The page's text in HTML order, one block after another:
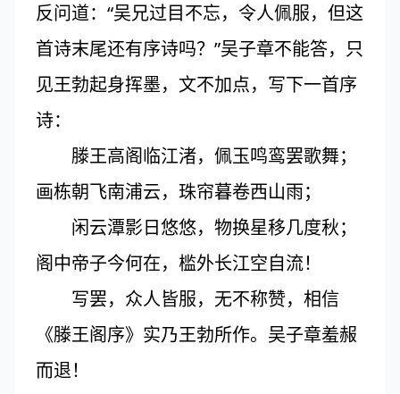
反问道：“吴兄过目不忘，令人佩服，但这
首诗末尾还有序诗吗？”吴子章不能答，只
见王勃起身挥墨，文不加点，写下一首序
诗：
滕王高阁临江渚，佩玉鸣鸾罢歌舞；
画栋朝飞南浦云，珠帘暮卷西山雨；
闲云潭影日悠悠，物换星移几度秋；
阁中帝子今何在，槛外长江空自流！
写罢，众人皆服，无不称赞，相信
《滕王阁序》实乃王勃所作。吴子章羞赧
而退！